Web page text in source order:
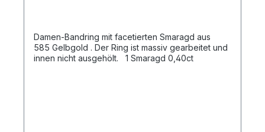
Damen-Bandring mit facetierten Smaragd aus
585 Gelbgold . Der Ring ist massiv gearbeitet und
innen nicht ausgehölt. 1 Smaragd 0,40ct